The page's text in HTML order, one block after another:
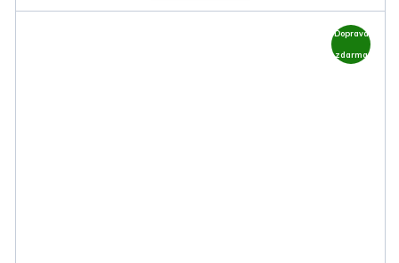
Doprava
zdarma